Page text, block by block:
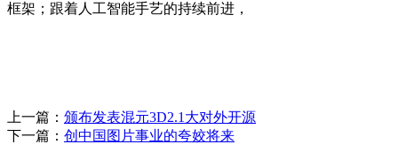
框架；跟着人工智能手艺的持续前进，
上一篇： 颁布发表混元3D2.1大对外开源
下一篇： 创中国图片事业的夸姣将来